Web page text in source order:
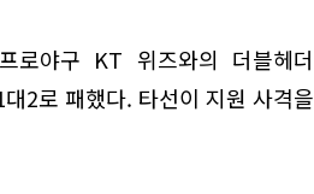
로야구 KT 위즈와의 더블헤더
2로 패했다. 타선이 지원 사격을